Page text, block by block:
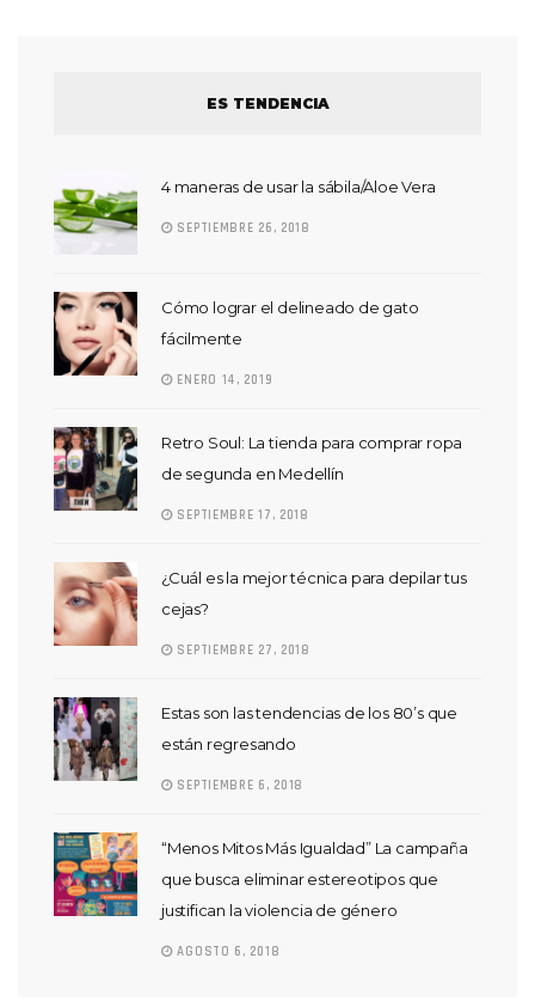
ES TENDENCIA
4 maneras de usar la sábila/Aloe Vera
SEPTIEMBRE 26, 2018
Cómo lograr el delineado de gato
fácilmente
ENERO 14, 2019
Retro Soul: La tienda para comprar ropa
de segunda en Medellín
SEPTIEMBRE 17, 2018
¿Cuál es la mejor técnica para depilar tus
cejas?
SEPTIEMBRE 27, 2018
Estas son las tendencias de los 80’s que
están regresando
SEPTIEMBRE 6, 2018
“Menos Mitos Más Igualdad” La campaña
que busca eliminar estereotipos que
justifican la violencia de género
AGOSTO 6, 2018